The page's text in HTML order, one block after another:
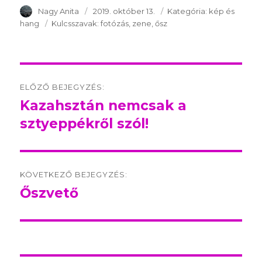
SzerzÅ
Nagy Anita Közzétéve:
2019. október 13. Kategória: Kategória:
kép és
hang
Kulcsszavak:Kulcsszavak:
fotózás zene ősz
navigation
ELŐZŐ BEJEGYZÉS:
Előző
bejegyzés:
Kazahsztán nemcsak a
sztyeppékről szól!
KÖVETKEZŐ BEJEGYZÉS:
Következő
Őszvető